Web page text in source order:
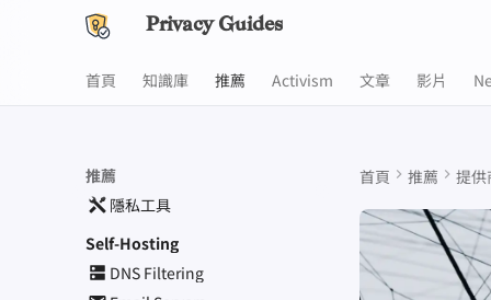
Privacy Guides
首頁 知識庫 推薦 Activism 文章 影片
推薦
隱私工具
Self-Hosting
DNS Filtering
首頁 推薦 提供